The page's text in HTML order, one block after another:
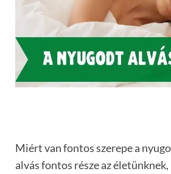
Miért van fontos szerepe a
alvás fontos része az életünknek,